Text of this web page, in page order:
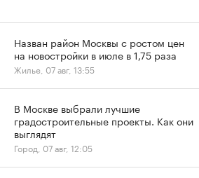
Назван район Москвы с ростом цен
на новостройки в июле в 1,75 раза
Жилье, 07 авг, 13:55
В Москве выбрали лучшие
градостроительные проекты. Как они
выглядят
Город, 07 авг, 12:05